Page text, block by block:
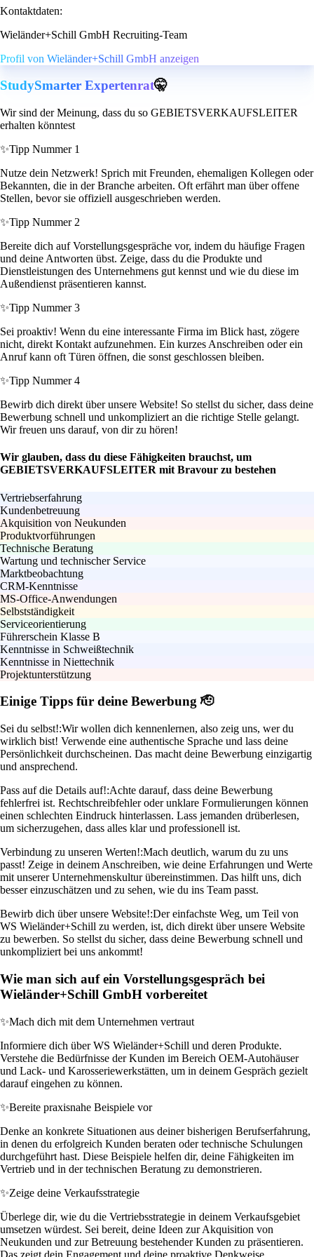
Kontaktdaten:
Wieländer+Schill GmbH Recruiting-Team
Profil von Wieländer+Schill GmbH anzeigen
StudySmarter Expertenrat🤫
Wir sind der Meinung, dass du so GEBIETSVERKAUFSLEITER
erhalten könntest
✨Tipp Nummer 1
Nutze dein Netzwerk! Sprich mit Freunden, ehemaligen Kollegen oder
Bekannten, die in der Branche arbeiten. Oft erfährt man über offene
Stellen, bevor sie offiziell ausgeschrieben werden.
✨Tipp Nummer 2
Bereite dich auf Vorstellungsgespräche vor, indem du häufige Fragen
und deine Antworten übst. Zeige, dass du die Produkte und
Dienstleistungen des Unternehmens gut kennst und wie du diese im
Außendienst präsentieren kannst.
✨Tipp Nummer 3
Sei proaktiv! Wenn du eine interessante Firma im Blick hast, zögere
nicht, direkt Kontakt aufzunehmen. Ein kurzes Anschreiben oder ein
Anruf kann oft Türen öffnen, die sonst geschlossen bleiben.
✨Tipp Nummer 4
Bewirb dich direkt über unsere Website! So stellst du sicher, dass deine
Bewerbung schnell und unkompliziert an die richtige Stelle gelangt.
Wir freuen uns darauf, von dir zu hören!
Wir glauben, dass du diese Fähigkeiten brauchst, um
GEBIETSVERKAUFSLEITER mit Bravour zu bestehen
Vertriebserfahrung
Kundenbetreuung
Akquisition von Neukunden
Produktvorführungen
Technische Beratung
Wartung und technischer Service
Marktbeobachtung
CRM-Kenntnisse
MS-Office-Anwendungen
Selbstständigkeit
Serviceorientierung
Führerschein Klasse B
Kenntnisse in Schweißtechnik
Kenntnisse in Niettechnik
Projektunterstützung
Einige Tipps für deine Bewerbung 🫡
Sei du selbst!:Wir wollen dich kennenlernen, also zeig uns, wer du
wirklich bist! Verwende eine authentische Sprache und lass deine
Persönlichkeit durchscheinen. Das macht deine Bewerbung einzigartig
und ansprechend.
Pass auf die Details auf!:Achte darauf, dass deine Bewerbung
fehlerfrei ist. Rechtschreibfehler oder unklare Formulierungen können
einen schlechten Eindruck hinterlassen. Lass jemanden drüberlesen,
um sicherzugehen, dass alles klar und professionell ist.
Verbindung zu unseren Werten!:Mach deutlich, warum du zu uns
passt! Zeige in deinem Anschreiben, wie deine Erfahrungen und Werte
mit unserer Unternehmenskultur übereinstimmen. Das hilft uns, dich
besser einzuschätzen und zu sehen, wie du ins Team passt.
Bewirb dich über unsere Website!:Der einfachste Weg, um Teil von
WS Wieländer+Schill zu werden, ist, dich direkt über unsere Website
zu bewerben. So stellst du sicher, dass deine Bewerbung schnell und
unkompliziert bei uns ankommt!
Wie man sich auf ein Vorstellungsgespräch bei
Wieländer+Schill GmbH vorbereitet
✨Mach dich mit dem Unternehmen vertraut
Informiere dich über WS Wieländer+Schill und deren Produkte.
Verstehe die Bedürfnisse der Kunden im Bereich OEM-Autohäuser
und Lack- und Karosseriewerkstätten, um in deinem Gespräch gezielt
darauf eingehen zu können.
✨Bereite praxisnahe Beispiele vor
Denke an konkrete Situationen aus deiner bisherigen Berufserfahrung,
in denen du erfolgreich Kunden beraten oder technische Schulungen
durchgeführt hast. Diese Beispiele helfen dir, deine Fähigkeiten im
Vertrieb und in der technischen Beratung zu demonstrieren.
✨Zeige deine Verkaufsstrategie
Überlege dir, wie du die Vertriebsstrategie in deinem Verkaufsgebiet
umsetzen würdest. Sei bereit, deine Ideen zur Akquisition von
Neukunden und zur Betreuung bestehender Kunden zu präsentieren.
Das zeigt dein Engagement und deine proaktive Denkweise.